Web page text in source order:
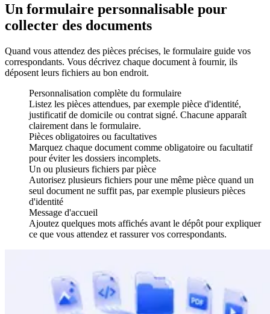
Un formulaire personnalisable pour
collecter des documents
Quand vous attendez des pièces précises, le formulaire guide vos
correspondants. Vous décrivez chaque document à fournir, ils
déposent leurs fichiers au bon endroit.
Personnalisation complète du formulaire
Listez les pièces attendues, par exemple pièce d'identité,
justificatif de domicile ou contrat signé. Chacune apparaît
clairement dans le formulaire.
Pièces obligatoires ou facultatives
Marquez chaque document comme obligatoire ou facultatif
pour éviter les dossiers incomplets.
Un ou plusieurs fichiers par pièce
Autorisez plusieurs fichiers pour une même pièce quand un
seul document ne suffit pas, par exemple plusieurs pièces
d'identité
Message d'accueil
Ajoutez quelques mots affichés avant le dépôt pour expliquer
ce que vous attendez et rassurer vos correspondants.